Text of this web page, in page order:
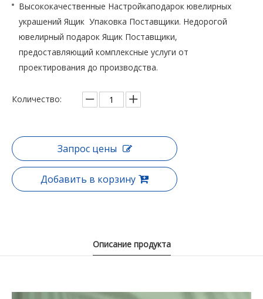
Высококачественные Настройкаподарок ювелирных
украшений Ящик Упаковка Поставщики. Недорогой
ювелирный подарок Ящик Поставщики,
предоставляющий комплексные услуги от
проектирования до производства.
Количество:
Запрос цены
Добавить в корзину
Описание продукта